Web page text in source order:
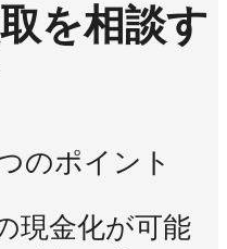
を相談す
のポイント
現金化が可能